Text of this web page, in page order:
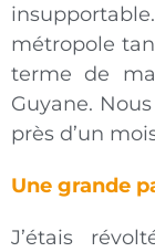
métropole
terme de
Guyane.
près d’un
Une grande
J’étais